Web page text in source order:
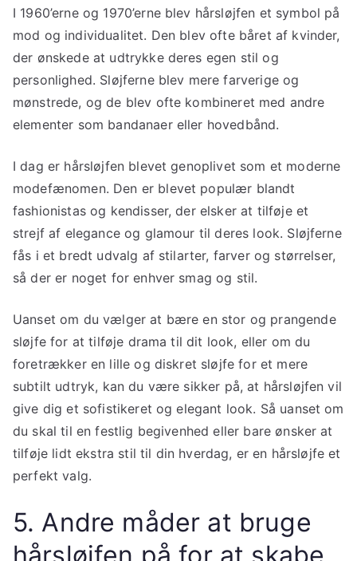
I 1960’erne og 1970’erne blev hårsløjfen et symbol på
mod og individualitet. Den blev ofte båret af kvinder,
der ønskede at udtrykke deres egen stil og
personlighed. Sløjferne blev mere farverige og
mønstrede, og de blev ofte kombineret med andre
elementer som bandanaer eller hovedbånd.
I dag er hårsløjfen blevet genoplivet som et moderne
modefænomen. Den er blevet populær blandt
fashionistas og kendisser, der elsker at tilføje et
strejf af elegance og glamour til deres look. Sløjferne
fås i et bredt udvalg af stilarter, farver og størrelser,
så der er noget for enhver smag og stil.
Uanset om du vælger at bære en stor og prangende
sløjfe for at tilføje drama til dit look, eller om du
foretrækker en lille og diskret sløjfe for et mere
subtilt udtryk, kan du være sikker på, at hårsløjfen vil
give dig et sofistikeret og elegant look. Så uanset om
du skal til en festlig begivenhed eller bare ønsker at
tilføje lidt ekstra stil til din hverdag, er en hårsløjfe et
perfekt valg.
5. Andre måder at bruge